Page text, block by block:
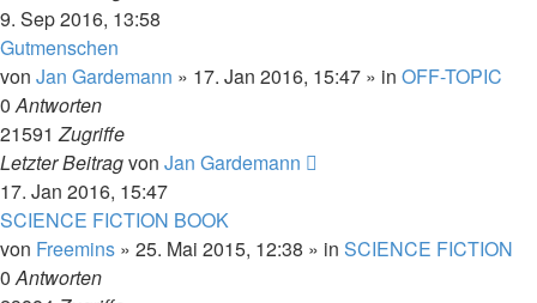
9. Sep 2016, 13:58
Gutmenschen
von Jan Gardemann » 17. Jan 2016, 15:47 » in OFF-TOPIC
0Antworten
21591Zugriffe
Letzter Beitragvon Jan Gardemann
17. Jan 2016, 15:47
SCIENCE FICTION BOOK
von Freemins » 25. Mai 2015, 12:38 » in SCIENCE FICTION
0Antworten